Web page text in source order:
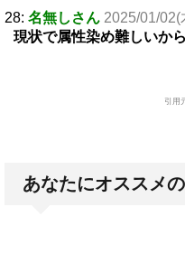
28: 名無しさん 2025/01/02(
現状で属性染め難しいか
引用
あなたにオススメ